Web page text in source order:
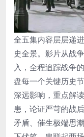
全五集内容层层递
史全景。影片从战
入，全程追踪战争
盘每一个关键历史
深远影响，重点解
患，论证严苛的战
矛盾、催生极端思